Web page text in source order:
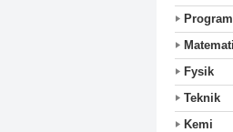
Fysik
Teknik
Kemi